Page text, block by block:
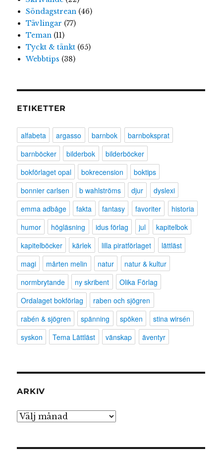
Söndagstrean (46)
Tävlingar (77)
Teman (11)
Tyckt & tänkt(65)
Webbtips (38)
ETIKETTER
alfabeta argasso barnbok
barnboksprat
barnböcker
bilderbok
bilderböcker
bokförlaget opal
bokrecension
boktips
bonnier carlsen
b wahlströms djur
dyslexi
emma adbåge
fakta fantasy favoriter
historia
humor
högläsning idus förlag jul
kapitelbok
kapitelböcker
kärlek lilla piratförlaget
lättläst
magi
mårten melin natur
natur & kultur
normbrytande
ny skribent
Olika Förlag
Ordalaget bokförlag
raben och sjögren
rabén & sjögren
spänning spöken
stina wirsén
syskon
Tema Lättläst vänskap äventyr
ARKIV
Arkiv